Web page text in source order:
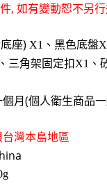
, 如有變動恕不另
座) X1 、黑色底盤
三角架固定扣 X1、
月(個人衛生商品
台灣本島地區